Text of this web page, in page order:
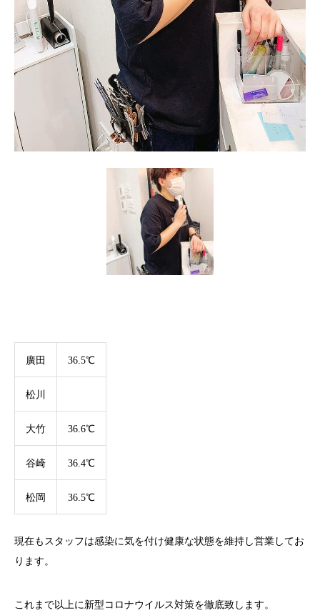
廣田 36.5℃
松川
大竹 36.6℃
谷崎 36.4℃
松岡 36.5℃
現在もスタッフは感染に気を付け健康な状態を維持し営業してお
ります。
これまで以上に新型コロナウイルス対策を徹底致します。